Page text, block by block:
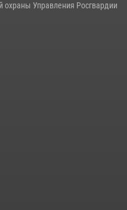
охраны Управления Росгвардии